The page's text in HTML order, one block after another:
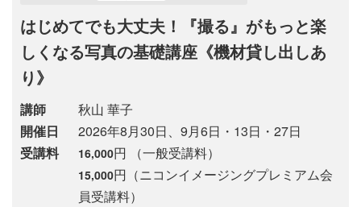
はじめてでも大丈夫！『撮る』がもっと楽
しくなる写真の基礎講座《機材貸し出しあ
り》
講師
秋山 華子
開催日
2026年8月30日、9月6日・13日・27日
受講料
16,000円 （一般受講料）
15,000円（ニコンイメージングプレミアム会
員受講料）